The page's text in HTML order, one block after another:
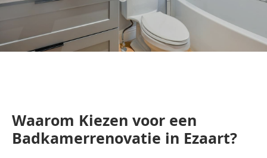
Waarom Kiezen voor een
Badkamerrenovatie in Ezaart?